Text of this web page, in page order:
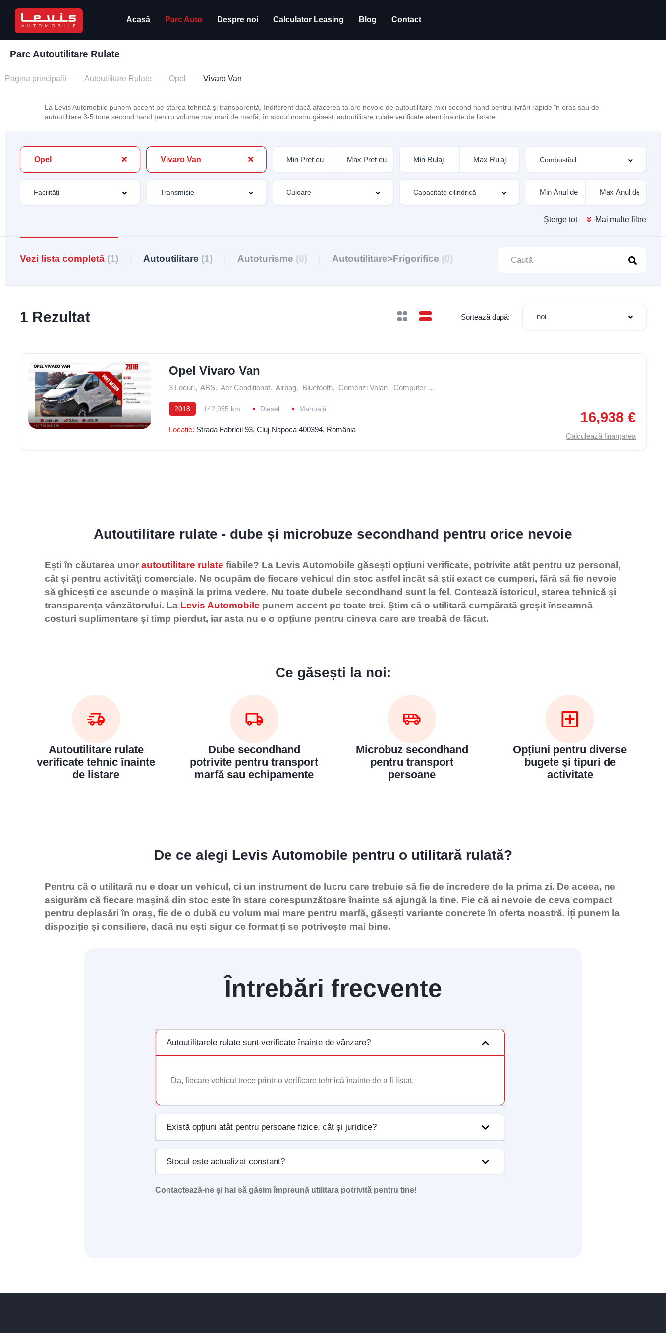
Acasă Parc Auto Despre noi Calculator Leasing Blog Contact
Parc Autoutilitare Rulate
Pagina principală Autoutilitare Rulate Opel Vivaro Van
La Levis Automobile punem accent pe starea tehnică și transparență. Indiferent dacă afacerea ta are nevoie de autoutilitare mici second hand pentru livrări rapide în oraș sau de
autoutilitare 3-5 tone second hand pentru volume mai mari de marfă, în stocul nostru găsești autoutilitare rulate verificate atent înainte de listare.
Opel Vivaro Van
Șterge tot Mai multe filtre
Vezi lista completă (1) Autoutilitare (1) Autoturisme (0) Autoutilitare>Frigorifice (0)
1 Rezultat Sortează după: noi
29
Opel Vivaro Van
3 Locuri, ABS, Aer Condiționat, Airbag, Bluetooth, Comenzi Volan, Computer de Bord
2018 142,955 km Diesel Manuală
Locație: Strada Fabricii 93, Cluj-Napoca 400394, România
16,938 €
Calculează finanțarea
Autoutilitare rulate - dube și microbuze secondhand pentru orice nevoie
Ești în căutarea unor autoutilitare rulate fiabile? La Levis Automobile găsești opțiuni verificate, potrivite atât pentru uz personal,
cât și pentru activități comerciale. Ne ocupăm de fiecare vehicul din stoc astfel încât să știi exact ce cumperi, fără să fie nevoie
să ghicești ce ascunde o mașină la prima vedere. Nu toate dubele secondhand sunt la fel. Contează istoricul, starea tehnică și
transparența vânzătorului. La Levis Automobile punem accent pe toate trei. Știm că o utilitară cumpărată greșit înseamnă
costuri suplimentare și timp pierdut, iar asta nu e o opțiune pentru cineva care are treabă de făcut.
Ce găsești la noi:
Autoutilitare rulate
verificate tehnic înainte
de listare
Dube secondhand
potrivite pentru transport
marfă sau echipamente
Microbuz secondhand
pentru transport
persoane
Opțiuni pentru diverse
bugete și tipuri de
activitate
De ce alegi Levis Automobile pentru o utilitară rulată?
Pentru că o utilitară nu e doar un vehicul, ci un instrument de lucru care trebuie să fie de încredere de la prima zi. De aceea, ne
asigurăm că fiecare mașină din stoc este în stare corespunzătoare înainte să ajungă la tine. Fie că ai nevoie de ceva compact
pentru deplasări în oraș, fie de o dubă cu volum mai mare pentru marfă, găsești variante concrete în oferta noastră. Îți punem la
dispoziție și consiliere, dacă nu ești sigur ce format ți se potrivește mai bine.
Întrebări frecvente
Autoutilitarele rulate sunt verificate înainte de vânzare?
Da, fiecare vehicul trece printr-o verificare tehnică înainte de a fi listat.
Există opțiuni atât pentru persoane fizice, cât și juridice?
Stocul este actualizat constant?
Contactează-ne și hai să găsim împreună utilitara potrivită pentru tine!